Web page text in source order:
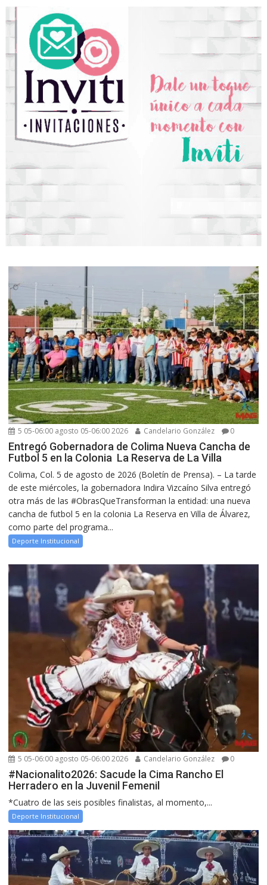
5 05-06:00 agosto 05-06:00 2026 Candelario González 0
Entregó Gobernadora de Colima Nueva Cancha de
Futbol 5 en la Colonia La Reserva de La Villa
Colima, Col. 5 de agosto de 2026 (Boletín de Prensa). – La tarde
de este miércoles, la gobernadora Indira Vizcaíno Silva entregó
otra más de las #ObrasQueTransforman la entidad: una nueva
cancha de futbol 5 en la colonia La Reserva en Villa de Álvarez,
como parte del programa...
Deporte Institucional
5 05-06:00 agosto 05-06:00 2026 Candelario González 0
#Nacionalito2026: Sacude la Cima Rancho El
Herradero en la Juvenil Femenil
*Cuatro de las seis posibles finalistas, al momento,...
Deporte Institucional